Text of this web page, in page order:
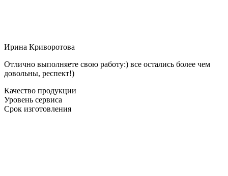
Ирина Криворотова
Отлично выполняете свою работу:) все остались более чем
довольны, респект!)
Качество продукции
Уровень сервиса
Срок изготовления